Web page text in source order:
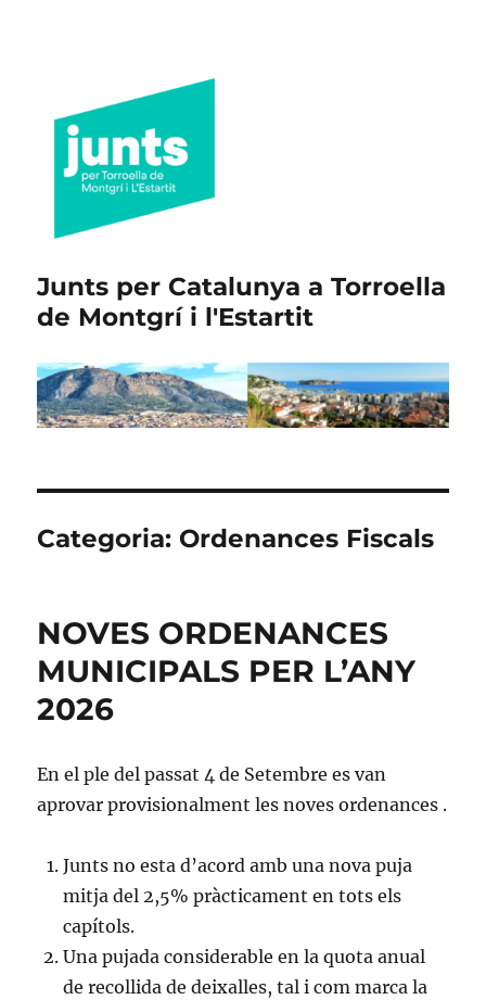
Junts per Catalunya a Torroella
de Montgrí i l'Estartit
Categoria: Ordenances Fiscals
NOVES ORDENANCES
MUNICIPALS PER L’ANY
2026
En el ple del passat 4 de Setembre es van
aprovar provisionalment les noves ordenances .
Junts no esta d’acord amb una nova puja
mitja del 2,5% pràcticament en tots els
capítols.
Una pujada considerable en la quota anual
de recollida de deixalles, tal i com marca la